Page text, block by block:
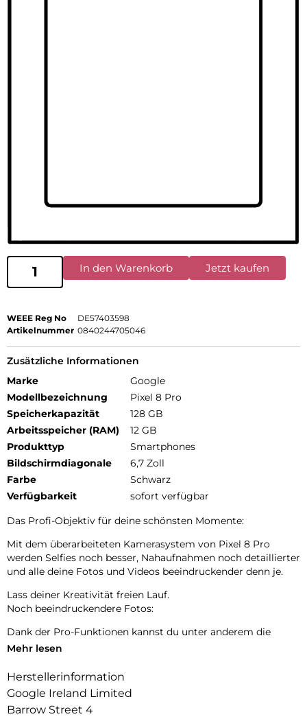
In den Warenkorb Jetzt kaufen
WEEE Reg No
DE57403598
Artikelnummer 0840244705046
Zusätzliche Informationen
Marke
Google
Modellbezeichnung
Pixel 8 Pro
Speicherkapazität
128 GB
Arbeitsspeicher (RAM)
12 GB
Produkttyp
Smartphones
Bildschirmdiagonale
6,7 Zoll
Farbe
Schwarz
Verfügbarkeit
sofort verfügbar
Das Profi-Objektiv für deine schönsten Momente:
Mit dem überarbeiteten Kamerasystem von Pixel 8 Pro
werden Selfies noch besser, Nahaufnahmen noch detaillierter
und alle deine Fotos und Videos beeindruckender denn je.
Lass deiner Kreativität freien Lauf.
Noch beeindruckendere Fotos:
Dank der Pro-Funktionen kannst du unter anderem die
Belichtungszeit und den ISO-Wert in den erweiterten
Bilder in hoher Auflösung – für noch mehr Detailtiefe.
Nur auf Google Pixel 8 Pro
Mehr lesen
Herstellerinformation
Google Ireland Limited
Barrow Street 4